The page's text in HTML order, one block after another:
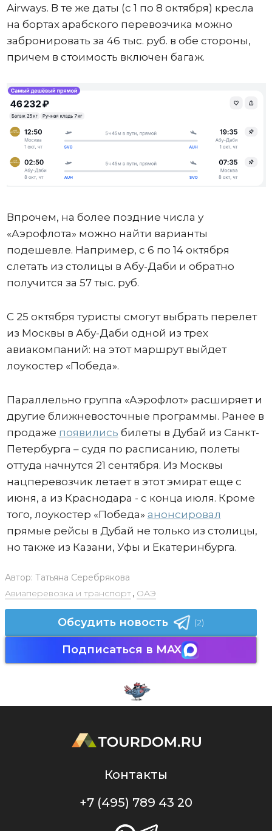
Airways. В те же даты (с 1 по 8 октября) кресла
на бортах арабского перевозчика можно
забронировать за 46 тыс. руб. в обе стороны,
причем в стоимость включен багаж.
Впрочем, на более поздние числа у
«Аэрофлота» можно найти варианты
подешевле. Например, с 6 по 14 октября
слетать из столицы в Абу-Даби и обратно
получится за 57 тыс. руб.
С 25 октября туристы смогут выбрать перелет
из Москвы в Абу-Даби одной из трех
авиакомпаний: на этот маршрут выйдет
лоукостер «Победа».
Параллельно группа «Аэрофлот» расширяет и
другие ближневосточные программы. Ранее в
продаже появились билеты в Дубай из Санкт-
Петербурга – судя по расписанию, полеты
оттуда начнутся 21 сентября. Из Москвы
нацперевозчик летает в этот эмират еще с
июня, а из Краснодара - с конца июля. Кроме
того, лоукостер «Победа» анонсировал
прямые рейсы в Дубай не только из столицы,
но также из Казани, Уфы и Екатеринбурга.
Автор: Татьяна Серебрякова
Авиаперевозка и транспорт, ОАЭ
Обсудить новость (2)
Подписаться в MAX
Контакты
+7 (495) 789 43 20